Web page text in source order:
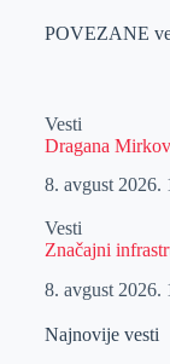
POVEZANE
Vesti
Dragana
8. avgust 2026.
Vesti
Značajni
8. avgust 2026.
Najnovije vesti